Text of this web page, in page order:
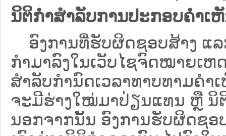
ນິຕິກຳສຳລັບການປະກອບຄຳເ
ອົງການທີ່ຮັບຜິດຊອບສ້າງ ແລ
ກຳມາລົງໃນ​ເວັບ​ໄຊຈົດໝາຍເຫ
ສໍາລັບກໍານົດເວລາທາບທາມຄໍ
ຈະມີຮ່າງໃໝ່ມາປ່ຽນແທນ ຫຼື ນິ
ນອກຈາກນັ້ນ ອົງການຮັບຜິດຊອ